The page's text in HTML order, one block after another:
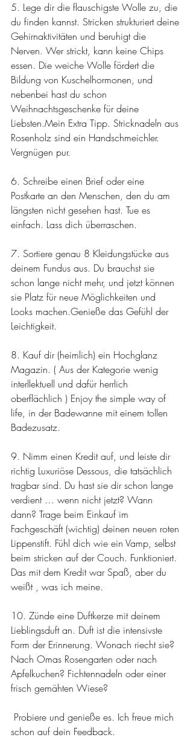
5. Lege dir die flauschigste Wolle zu, die
du finden kannst. Stricken strukturiert deine
Gehirnaktivitäten und beruhigt die
Nerven. Wer strickt, kann keine Chips
essen. Die weiche Wolle fördert die
Bildung von Kuschelhormonen, und
nebenbei hast du schon
Weihnachtsgeschenke für deine
Liebsten.Mein Extra Tipp. Stricknadeln aus
Rosenholz sind ein Handschmeichler.
Vergnügen pur.
6. Schreibe einen Brief oder eine
Postkarte an den Menschen, den du am
längsten nicht gesehen hast. Tue es
einfach. Lass dich überraschen.
7. Sortiere genau 8 Kleidungstücke aus
deinem Fundus aus. Du brauchst sie
schon lange nicht mehr, und jetzt können
sie Platz für neue Möglichkeiten und
Looks machen.Genieße das Gefühl der
Leichtigkeit.
8. Kauf dir (heimlich) ein Hochglanz
Magazin. ( Aus der Kategorie wenig
interllektuell und dafür herrlich
oberflächlich ) Enjoy the simple way of
life, in der Badewanne mit einem tollen
Badezusatz.
9. Nimm einen Kredit auf, und leiste dir
richtig Luxuriöse Dessous, die tatsächlich
tragbar sind. Du hast sie dir schon lange
verdient … wenn nicht jetzt? Wann
dann? Trage beim Einkauf im
Fachgeschäft (wichtig) deinen neuen roten
Lippenstift. Fühl dich wie ein Vamp, selbst
beim stricken auf der Couch. Funktioniert.
Das mit dem Kredit war Spaß, aber du
weißt , was ich meine.
10. Zünde eine Duftkerze mit deinem
Lieblingsduft an. Duft ist die intensivste
Form der Erinnerung. Wonach riecht sie?
Nach Omas Rosengarten oder nach
Apfelkuchen? Fichtennadeln oder einer
frisch gemähten Wiese?
schon auf dein Feedback.